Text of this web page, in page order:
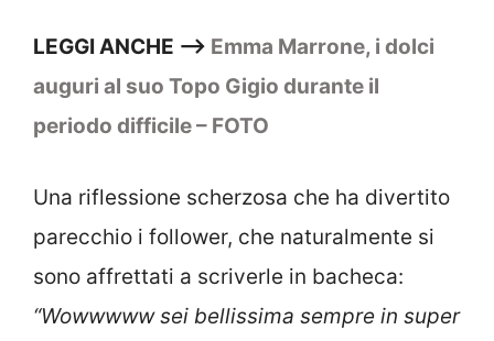
LEGGI ANCHE –> Emma Marrone, i dolci
auguri al suo Topo Gigio durante il
periodo difficile – FOTO
Una riflessione scherzosa che ha divertito
parecchio i follower, che naturalmente si
sono affrettati a scriverle in bacheca:
“Wowwwww sei bellissima sempre in super